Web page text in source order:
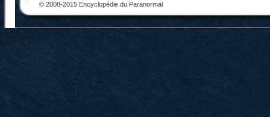
© 2008-2015 Encyclopédie du Paranormal